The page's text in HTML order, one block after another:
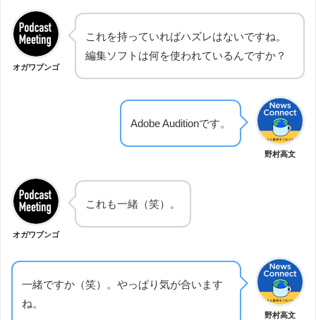
オガワブンゴ
これを持っていればハズレはないですね。
編集ソフトは何を使われているんですか？
野村高文
Adobe Auditionです。
オガワブンゴ
これも一緒（笑）。
野村高文
一緒ですか（笑）。やっぱり気が合います
ね。